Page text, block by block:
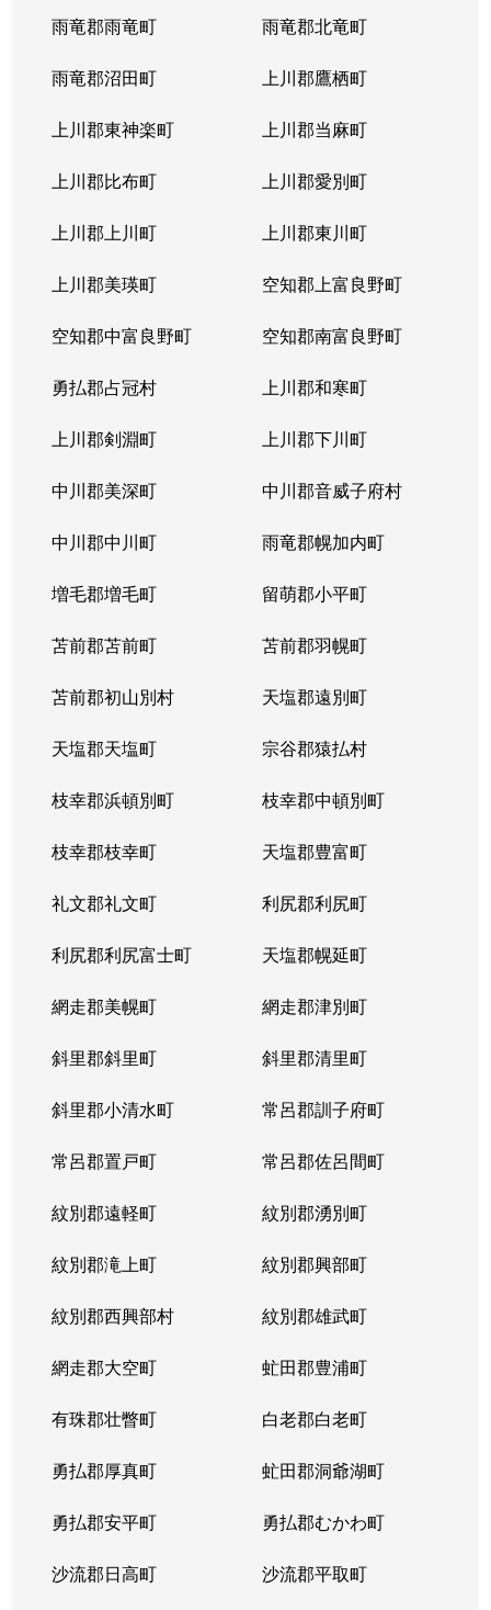
雨竜郡雨竜町 雨竜郡北竜町
雨竜郡沼田町 上川郡鷹栖町
上川郡東神楽町 上川郡当麻町
上川郡比布町 上川郡愛別町
上川郡上川町 上川郡東川町
上川郡美瑛町 空知郡上富良野町
空知郡中富良野町 空知郡南富良野町
勇払郡占冠村 上川郡和寒町
上川郡剣淵町 上川郡下川町
中川郡美深町 中川郡音威子府村
中川郡中川町 雨竜郡幌加内町
増毛郡増毛町 留萌郡小平町
苫前郡苫前町 苫前郡羽幌町
苫前郡初山別村 天塩郡遠別町
天塩郡天塩町 宗谷郡猿払村
枝幸郡浜頓別町 枝幸郡中頓別町
枝幸郡枝幸町 天塩郡豊富町
礼文郡礼文町 利尻郡利尻町
利尻郡利尻富士町 天塩郡幌延町
網走郡美幌町 網走郡津別町
斜里郡斜里町 斜里郡清里町
斜里郡小清水町 常呂郡訓子府町
常呂郡置戸町 常呂郡佐呂間町
紋別郡遠軽町 紋別郡湧別町
紋別郡滝上町 紋別郡興部町
紋別郡西興部村 紋別郡雄武町
網走郡大空町 虻田郡豊浦町
有珠郡壮瞥町 白老郡白老町
勇払郡厚真町 虻田郡洞爺湖町
勇払郡安平町 勇払郡むかわ町
沙流郡日高町 沙流郡平取町